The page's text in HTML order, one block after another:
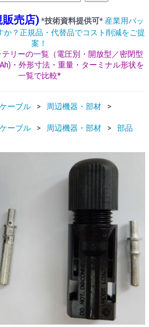
売店) *技術資料提供可* 産業用バッ
か？正規品・代替品でコスト削減をご提
案！
リーの一覧（電圧別・開放型／密閉型
・外形寸法・重量・ターミナル形状を
一覧で比較*
ーブル
周辺機器・部材
ーブル
周辺機器・部材 部品